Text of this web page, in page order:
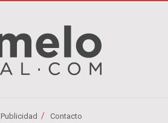
Publicidad Contacto